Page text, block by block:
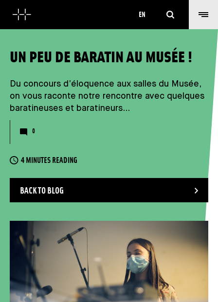
EN
UN PEU DE BARATIN AU MUSÉE !
Du concours d’éloquence aux salles du Musée,
on vous raconte notre rencontre avec quelques
baratineuses et baratineurs…
Nombre de commentaires
0
READING TIME
4 MINUTES READING
BACK TO BLOG